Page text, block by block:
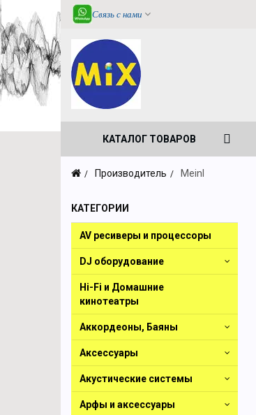
Связь с нами
КАТАЛОГ ТОВАРОВ
Производитель Meinl
КАТЕГОРИИ
AV ресиверы и процессоры
DJ оборудование
Hi-Fi и Домашние
кинотеатры
Аккордеоны, Баяны
Аксессуары
Акустические системы
Арфы и аксессуары